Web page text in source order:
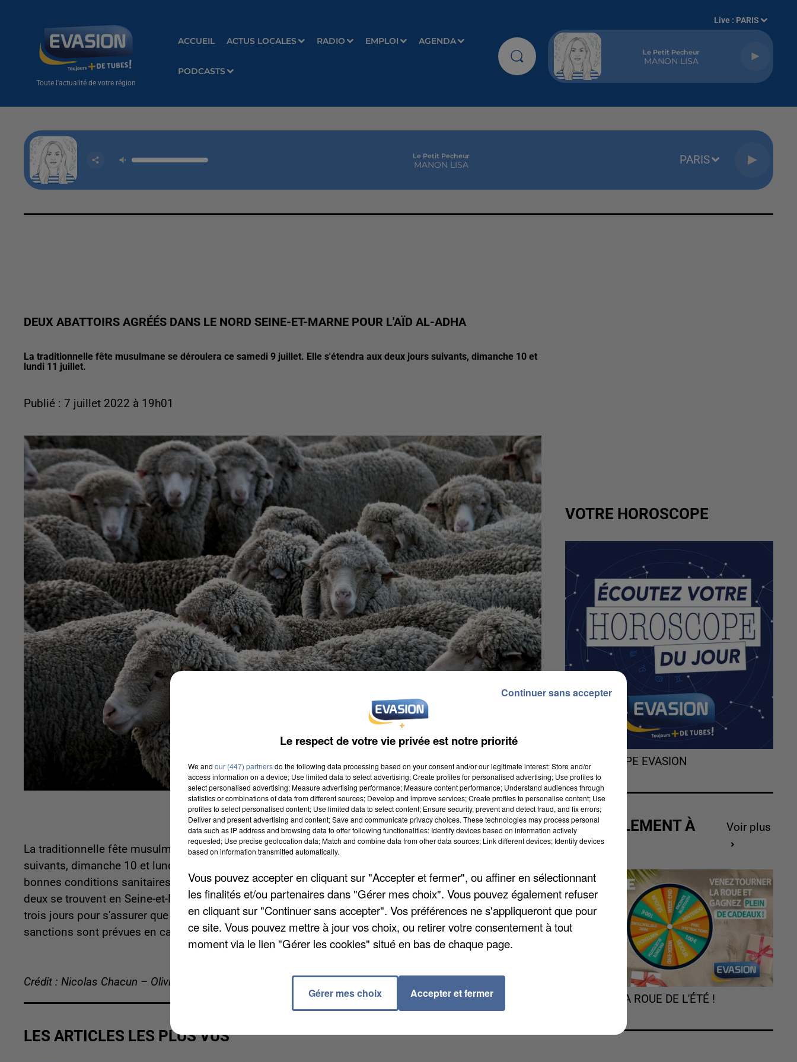
Toute l'actualité de votre région
ACCUEIL ACTUS LOCALES RADIO EMPLOI AGENDA
PODCASTS
Live : PARIS
Le Petit Pecheur
MANON LISA
Le Petit Pecheur
MANON LISA PARIS
DEUX ABATTOIRS AGRÉÉS DANS LE NORD SEINE-ET-MARNE POUR L'AÏD AL-ADHA
La traditionnelle fête musulmane se déroulera ce samedi 9 juillet. Elle s'étendra aux deux jours suivants, dimanche 10 et
lundi 11 juillet.
Publié : 7 juillet 2022 à 19h01
La traditionnelle fête musulmane se déroulera ce samedi 9 juillet. Elle s'étendra aux deux jours
suivants, dimanche 10 et lundi 11 juillet. Et pour que l'abattage rituel du mouton se passe dans de
bonnes conditions sanitaires, la préfecture d'Île-de-France a confié un agrément à trois abattoirs dont
deux se trouvent en Seine-et-Marne, à Meaux et Jossigny. Des contrôles seront effectués durant ces
trois jours pour s'assurer que les règles d'abattage et du bien-être de l'animal sont respectées. Des
sanctions sont prévues en cas d'infraction ou d'abattage clandestin.
Crédit : Nicolas Chacun – Olivier Doyen
LES ARTICLES LES PLUS VUS
VOTRE HOROSCOPE
L'HOROSCOPE EVASION
ACTUELLEMENT À
GAGNER
Voir plus
TOURNEZ LA ROUE DE L'ÉTÉ !
Le respect de votre vie privée est notre priorité
We and our (447) partnersdo the following data processing based on your consent and/or our legitimate interest: Store and/or
access information on a device; Use limited data to select advertising; Create profiles for personalised advertising; Use profiles to
select personalised advertising; Measure advertising performance; Measure content performance; Understand audiences through
statistics or combinations of data from different sources; Develop and improve services; Create profiles to personalise content; Use
profiles to select personalised content; Use limited data to select content; Ensure security, prevent and detect fraud, and fix errors;
Deliver and present advertising and content; Save and communicate privacy choices. These technologies may process personal
data such as IP address and browsing data to offer following functionalities: Identify devices based on information actively
requested; Use precise geolocation data; Match and combine data from other data sources; Link different devices; Identify devices
based on information transmitted automatically.
Vous pouvez accepter en cliquant sur "Accepter et fermer", ou affiner en sélectionnant
les finalités et/ou partenaires dans "Gérer mes choix". Vous pouvez également refuser
en cliquant sur "Continuer sans accepter". Vos préférences ne s'appliqueront que pour
ce site. Vous pouvez mettre à jour vos choix, ou retirer votre consentement à tout
moment via le lien "Gérer les cookies" situé en bas de chaque page.
Gérer mes choix Accepter et fermer
Continuer sans accepter